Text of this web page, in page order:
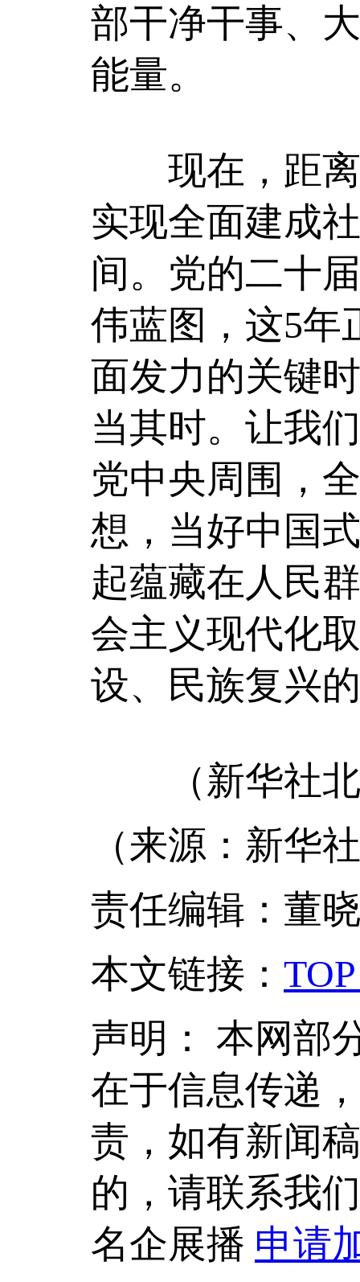
部干净干事、
能量。
现在，距离
实现全面建成
间。党的二十
伟蓝图，这5年
面发力的关键
当其时。让我
党中央周围，
想，当好中国
起蕴藏在人民
会主义现代化
设、民族复兴
（新华社北
（来源：新华
责任编辑：董
本文链接 ：
声明： 本网部
在于信息传递
责，如有新闻
的，请联系我
名企展播 申请